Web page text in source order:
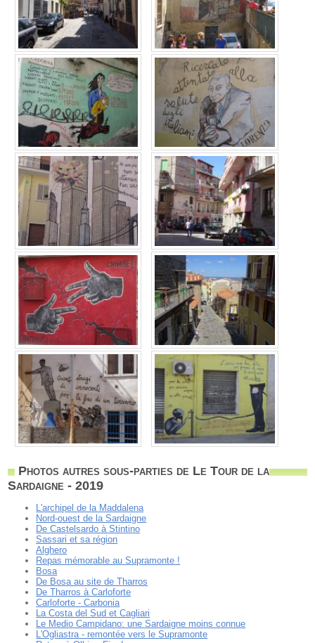
Photos autres sous-parties de Le Tour de la
Sardaigne - 2019
L'archipel de la Maddalena
Nord-ouest de la Sardaigne
De Castelsardo à Stintino
Sassari et sa région
Alghero
Repas mémorable au Supramonte !
Bosa
De Bosa au site de Tharros
De Tharros à Carloforte
Carloforte - Carbonia
La Costa del Sud et Cagliari
Le Medio Campidano: une Sardaigne moins connue
L'Ogliastra - remontée vers le Supramonte